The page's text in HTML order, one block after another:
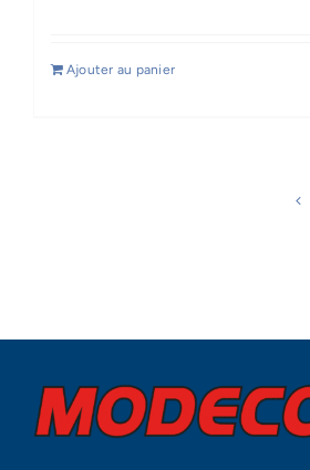
Ajouter au panier